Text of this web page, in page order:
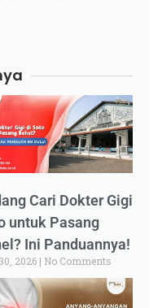
Cari Dokter Gigi
untuk Pasang
Ini Panduannya!
2026 No Comments